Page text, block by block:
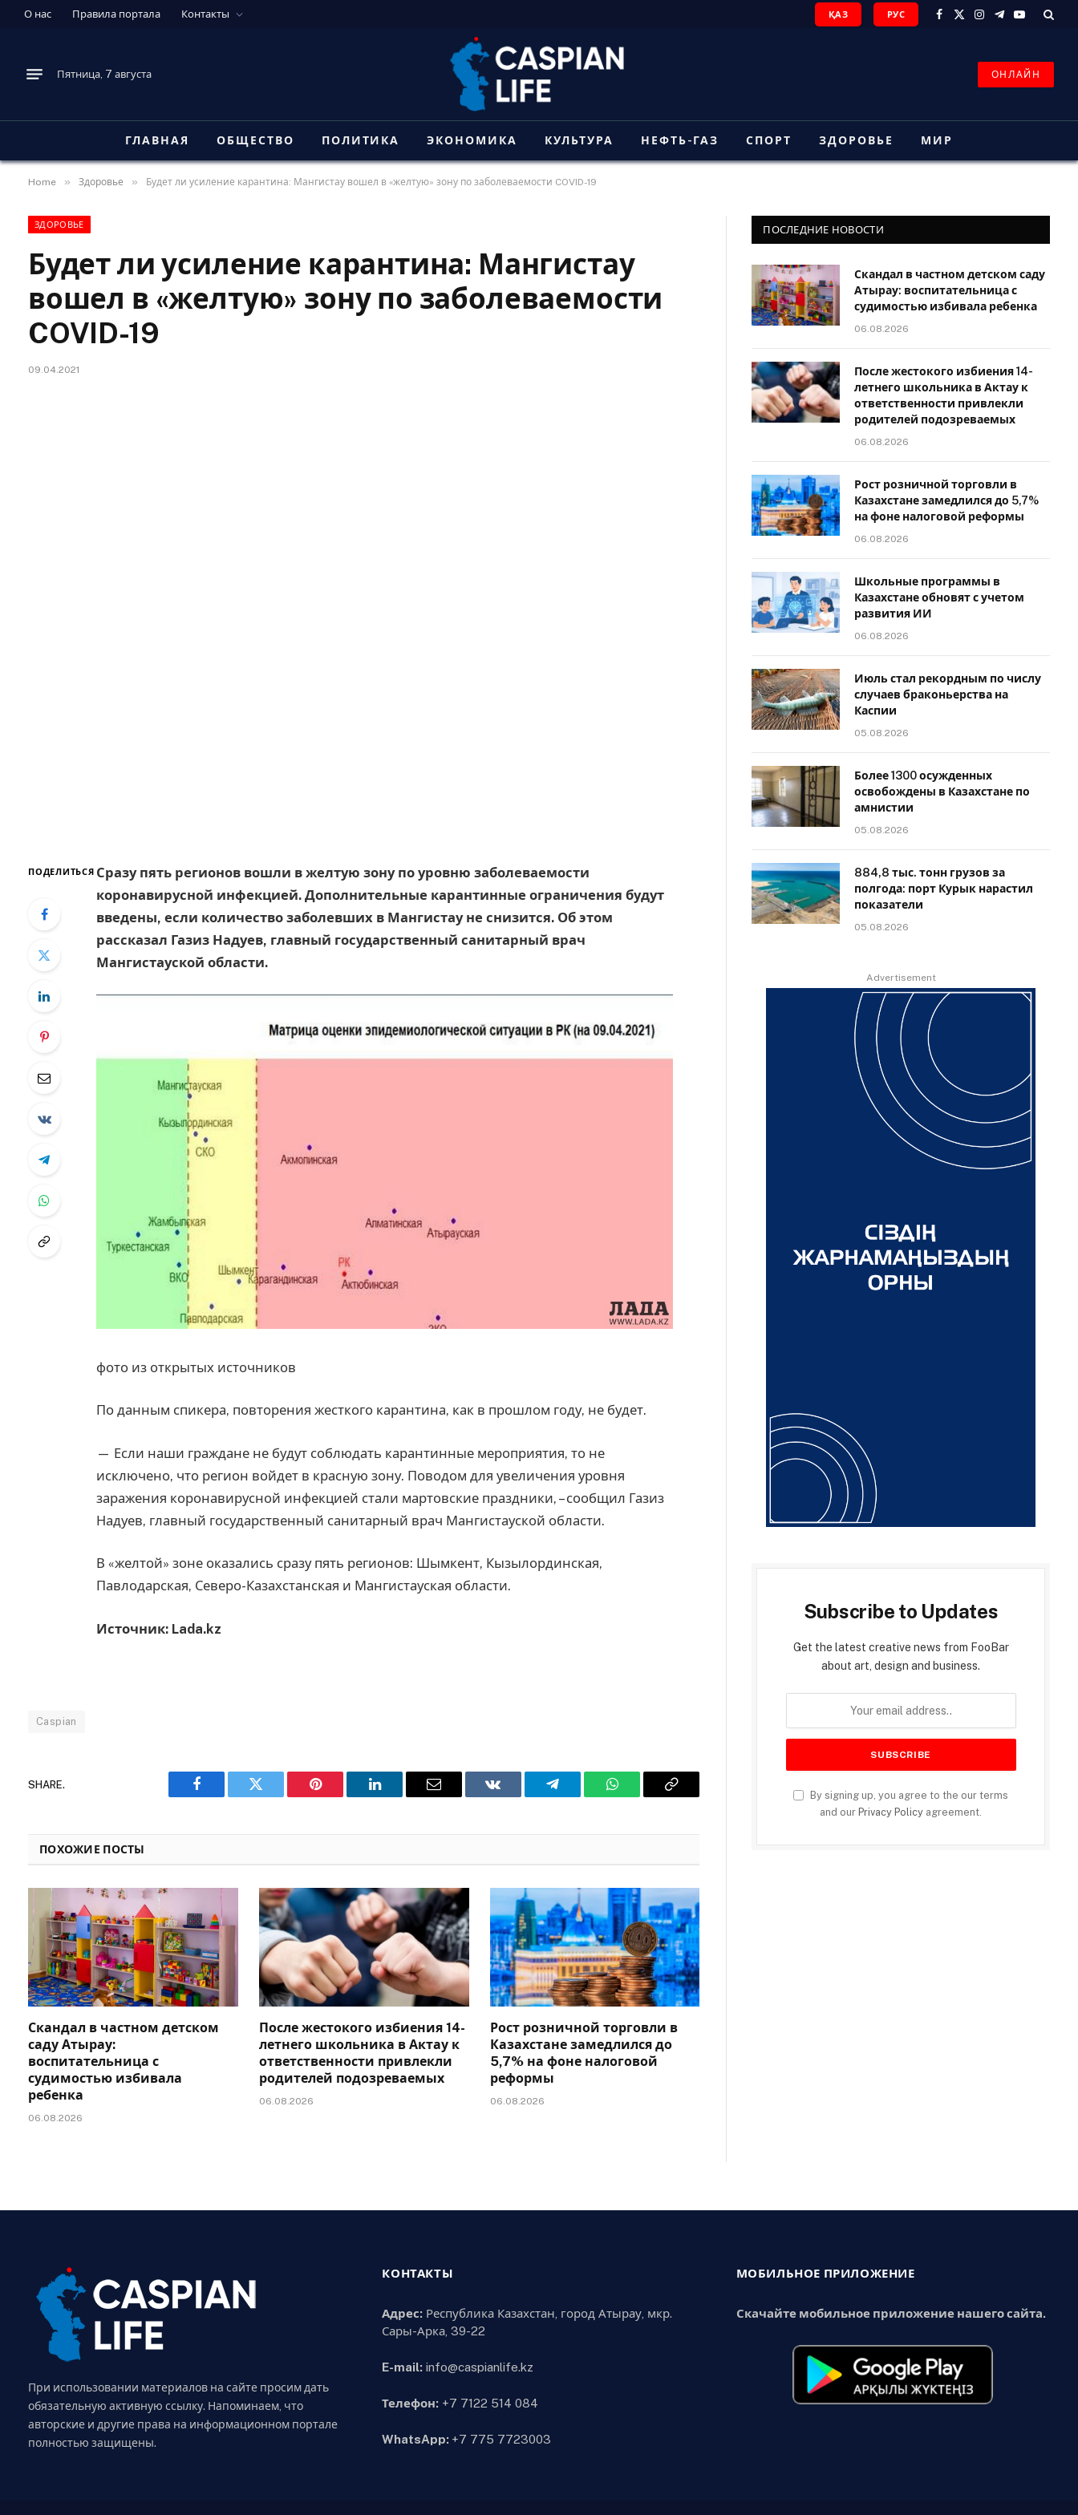
О нас Правила портала Контакты ҚАЗ РУС
Facebook
X
Instagram
Telegram
YouTube
Пятница, 7 августа ОНЛАЙН
ГЛАВНАЯ ОБЩЕСТВО ПОЛИТИКА ЭКОНОМИКА КУЛЬТУРА НЕФТЬ-ГАЗ СПОРТ ЗДОРОВЬЕ МИР
Home » Здоровье » Будет ли усиление карантина: Мангистау вошел в «желтую» зону по заболеваемости COVID-19
ЗДОРОВЬЕ
Будет ли усиление карантина: Мангистау
вошел в «желтую» зону по заболеваемости
COVID-19
09.04.2021
ПОДЕЛИТЬСЯ Сразу пять регионов вошли в желтую зону по уровню заболеваемости
коронавирусной инфекцией. Дополнительные карантинные ограничения будут
введены, если количество заболевших в Мангистау не снизится. Об этом
рассказал Газиз Надуев, главный государственный санитарный врач
Мангистауской области.
фото из открытых источников
По данным спикера, повторения жесткого карантина, как в прошлом году, не будет.
— Если наши граждане не будут соблюдать карантинные мероприятия, то не
исключено, что регион войдет в красную зону. Поводом для увеличения уровня
заражения коронавирусной инфекцией стали мартовские праздники, – сообщил Газиз
Надуев, главный государственный санитарный врач Мангистауской области.
В «желтой» зоне оказались сразу пять регионов: Шымкент, Кызылординская,
Павлодарская, Северо-Казахстанская и Мангистауская области.
Источник: Lada.kz
Caspian
SHARE.
Facebook Twitter Pinterest LinkedIn Email VKontakteTelegram WhatsAppCopy
ПОХОЖИЕ ПОСТЫ
Скандал в частном детском
саду Атырау:
воспитательница с
судимостью избивала
ребенка
06.08.2026
После жестокого избиения 14-
летнего школьника в Актау к
ответственности привлекли
родителей подозреваемых
06.08.2026
Рост розничной торговли в
Казахстане замедлился до
5,7% на фоне налоговой
реформы
06.08.2026
ПОСЛЕДНИЕ НОВОСТИ
Скандал в частном детском саду
Атырау: воспитательница с
судимостью избивала ребенка
06.08.2026
После жестокого избиения 14-
летнего школьника в Актау к
ответственности привлекли
родителей подозреваемых
06.08.2026
Рост розничной торговли в
Казахстане замедлился до 5,7%
на фоне налоговой реформы
06.08.2026
Школьные программы в
Казахстане обновят с учетом
развития ИИ
06.08.2026
Июль стал рекордным по числу
случаев браконьерства на
Каспии
05.08.2026
Более 1300 осужденных
освобождены в Казахстане по
амнистии
05.08.2026
884,8 тыс. тонн грузов за
полгода: порт Курык нарастил
показатели
05.08.2026
Advertisement
Subscribe to Updates
Get the latest creative news from FooBar
about art, design and business.
By signing up, you agree to the our terms
and our Privacy Policy agreement.
При использовании материалов на сайте просим дать
обязательную активную ссылку. Напоминаем, что
авторские и другие права на информационном портале
полностью защищены.
КОНТАКТЫ
Адрес: Республика Казахстан, город Атырау, мкр.
Сары-Арка, 39-22
E-mail: info@caspianlife.kz
Телефон: +7 7122 514 084
WhatsApp: +7 775 7723003
МОБИЛЬНОЕ ПРИЛОЖЕНИЕ
Скачайте мобильное приложение нашего сайта.